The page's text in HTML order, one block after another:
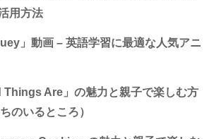
用方法
」動画 – 英語学習に最適な人気アニ
Things Are」の魅力と親子で楽しむ方
のいるところ）